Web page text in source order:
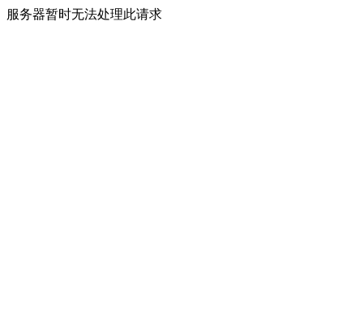
服务器暂时无法处理此请求